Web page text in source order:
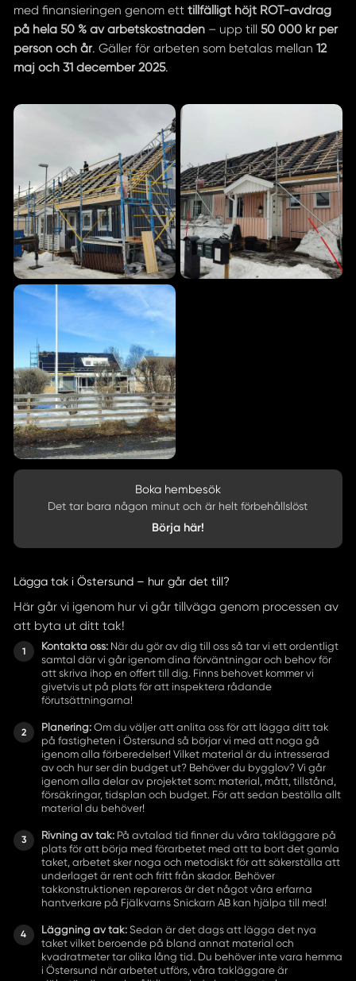
med finansieringen genom ett tillfälligt höjt ROT-avdrag
på hela 50 % av arbetskostnaden– upp till 50 000 kr per
person och år. Gäller för arbeten som betalas mellan 12
maj och 31 december 2025.
Boka hembesök
Det tar bara någon minut och är helt förbehållslöst
Börja här!
Lägga tak i Östersund – hur går det till?
Här går vi igenom hur vi går tillväga genom processen av
att byta ut ditt tak!
Kontakta oss:När du gör av dig till oss så tar vi ett ordentligt
samtal där vi går igenom dina förväntningar och behov för
att skriva ihop en offert till dig. Finns behovet kommer vi
givetvis ut på plats för att inspektera rådande
förutsättningarna!
Planering: Om du väljer att anlita oss för att lägga ditt tak
på fastigheten i Östersund så börjar vi med att noga gå
igenom alla förberedelser! Vilket material är du intresserad
av och hur ser din budget ut? Behöver du bygglov? Vi går
igenom alla delar av projektet som: material, mått, tillstånd,
försäkringar, tidsplan och budget. För att sedan beställa allt
material du behöver!
Rivning av tak:På avtalad tid finner du våra takläggare på
plats för att börja med förarbetet med att ta bort det gamla
taket, arbetet sker noga och metodiskt för att säkerställa att
underlaget är rent och fritt från skador. Behöver
takkonstruktionen repareras är det något våra erfarna
hantverkare på Fjälkvarns Snickarn AB kan hjälpa till med!
Läggning av tak:Sedan är det dags att lägga det nya
taket vilket beroende på bland annat material och
kvadratmeter tar olika lång tid. Du behöver inte vara hemma
i Östersund när arbetet utförs, våra takläggare är